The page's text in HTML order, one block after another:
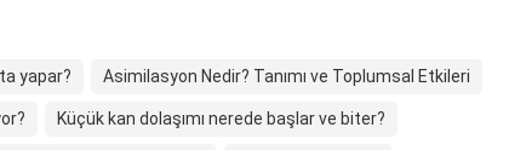
yapar? Asimilasyon Nedir? Tanımı ve Toplumsal Etkileri
Küçük kan dolaşımı nerede başlar ve biter?